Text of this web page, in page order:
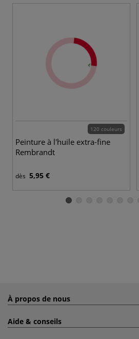
120 couleurs
Peinture à l'huile extra-fine
Rembrandt
dès 5,95 €
À propos de nous
Aide & conseils